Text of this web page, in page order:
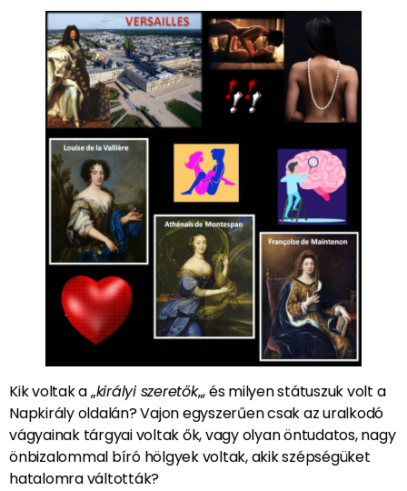
Kik voltak a „királyi szeretők„, és milyen státuszuk volt a
Napkirály oldalán? Vajon egyszerűen csak az uralkodó
vágyainak tárgyai voltak ők, vagy olyan öntudatos, nagy
önbizalommal bíró hölgyek voltak, akik szépségüket
hatalomra váltották?